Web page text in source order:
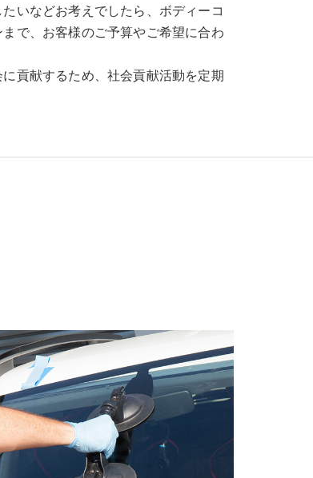
いなどお考えでしたら、ボディーコ
で、お客様のご予算やご希望に合わ
貢献するため、社会貢献活動を定期